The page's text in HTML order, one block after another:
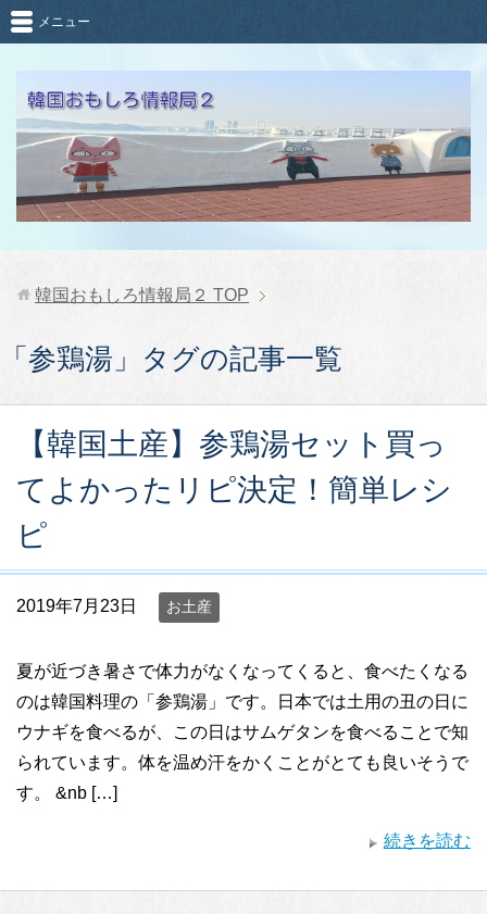
メニュー
韓国おもしろ情報局２ TOP
「参鶏湯」タグの記事一覧
【韓国土産】参鶏湯セット買っ
てよかったリピ決定！簡単レシ
ピ
2019年7月23日 お土産
夏が近づき暑さで体力がなくなってくると、食べたくなる
のは韓国料理の「参鶏湯」です。日本では土用の丑の日に
ウナギを食べるが、この日はサムゲタンを食べることで知
られています。体を温め汗をかくことがとても良いそうで
す。 &nb […]
続きを読む